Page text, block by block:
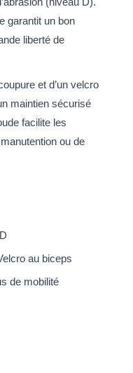
garantit un bon
liberté de
et d’un velcro
maintien sécurisé
facilite les
ou de
au biceps
de mobilité